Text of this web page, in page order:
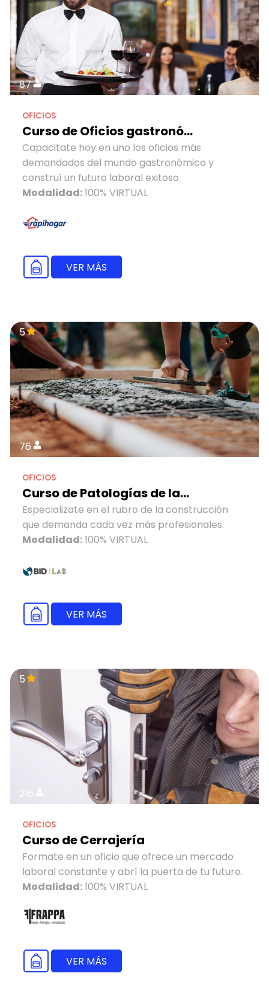
87
OFICIOS
Curso de Oficios gastronó...
Capacitate hoy en uno los oficios más
demandados del mundo gastronómico y
construí un futuro laboral exitoso.
Modalidad:100% VIRTUAL
VER MÁS
5
76
OFICIOS
Curso de Patologías de la...
Especializate en el rubro de la construcción
que demanda cada vez más profesionales.
Modalidad:100% VIRTUAL
VER MÁS
5
216
OFICIOS
Curso de Cerrajería
Formate en un oficio que ofrece un mercado
laboral constante y abrí la puerta de tu futuro.
Modalidad:100% VIRTUAL
VER MÁS